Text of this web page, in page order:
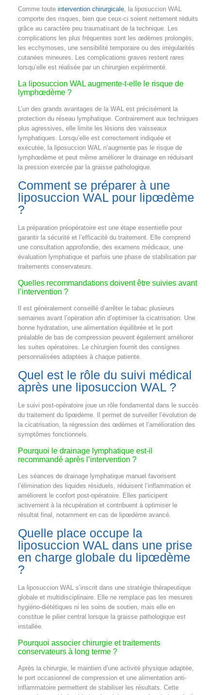
Comme toute intervention chirurgicale, la liposuccion WAL
comporte des risques, bien que ceux-ci soient nettement réduits
grâce au caractère peu traumatisant de la technique. Les
complications les plus fréquentes sont les œdèmes prolongés,
les ecchymoses, une sensibilité temporaire ou des irrégularités
cutanées mineures. Les complications graves restent rares
lorsqu’elle est réalisée par un chirurgien expérimenté.
La liposuccion WAL augmente-t-elle le risque de
lymphœdème ?
L’un des grands avantages de la WAL est précisément la
protection du réseau lymphatique. Contrairement aux techniques
plus agressives, elle limite les lésions des vaisseaux
lymphatiques. Lorsqu’elle est correctement indiquée et
exécutée, la liposuccion WAL n’augmente pas le risque de
lymphœdème et peut même améliorer le drainage en réduisant
la pression exercée par la graisse pathologique.
Comment se préparer à une
liposuccion WAL pour lipœdème
?
La préparation préopératoire est une étape essentielle pour
garantir la sécurité et l’efficacité du traitement. Elle comprend
une consultation approfondie, des examens médicaux, une
évaluation lymphatique et parfois une phase de stabilisation par
traitements conservateurs.
Quelles recommandations doivent être suivies avant
l’intervention ?
Il est généralement conseillé d’arrêter le tabac plusieurs
semaines avant l’opération afin d’optimiser la cicatrisation. Une
bonne hydratation, une alimentation équilibrée et le port
préalable de bas de compression peuvent également améliorer
les suites opératoires. Le chirurgien fournit des consignes
personnalisées adaptées à chaque patiente.
Quel est le rôle du suivi médical
après une liposuccion WAL ?
Le suivi post-opératoire joue un rôle fondamental dans le succès
du traitement du lipœdème. Il permet de surveiller l’évolution de
la cicatrisation, la régression des œdèmes et l’amélioration des
symptômes fonctionnels.
Pourquoi le drainage lymphatique est-il
recommandé après l’intervention ?
Les séances de drainage lymphatique manuel favorisent
l’élimination des liquides résiduels, réduisent l’inflammation et
améliorent le confort post-opératoire. Elles participent
activement à la récupération et contribuent à optimiser le
résultat final, notamment en cas de lipœdème avancé.
Quelle place occupe la
liposuccion WAL dans une prise
en charge globale du lipœdème
?
La liposuccion WAL s’inscrit dans une stratégie thérapeutique
globale et multidisciplinaire. Elle ne remplace pas les mesures
hygiéno-diététiques ni les soins de soutien, mais elle en
constitue le pilier central lorsque la graisse pathologique est
installée.
Pourquoi associer chirurgie et traitements
conservateurs à long terme ?
Après la chirurgie, le maintien d’une activité physique adaptée,
le port occasionnel de compression et une alimentation anti-
inflammatoire permettent de stabiliser les résultats. Cette